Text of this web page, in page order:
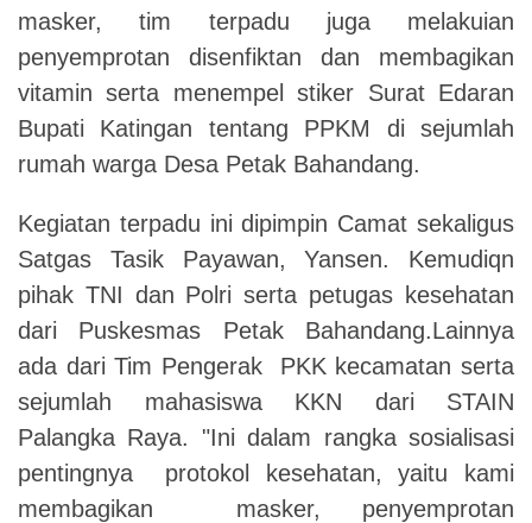
masker, tim terpadu juga melakuian
penyemprotan disenfiktan dan membagikan
vitamin serta menempel stiker Surat Edaran
Bupati Katingan tentang PPKM di sejumlah
rumah warga Desa Petak Bahandang.
Kegiatan terpadu ini dipimpin Camat sekaligus
Satgas Tasik Payawan, Yansen. Kemudiqn
pihak TNI dan Polri serta petugas kesehatan
dari Puskesmas Petak Bahandang.Lainnya
ada dari Tim Pengerak PKK kecamatan serta
sejumlah mahasiswa KKN dari STAIN
Palangka Raya. "Ini dalam rangka sosialisasi
pentingnya protokol kesehatan, yaitu kami
membagikan masker, penyemprotan